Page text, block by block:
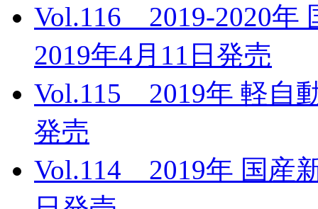
Vol.116 2019-2020
2019年4月11日発売
Vol.115 2019年 軽自
発売
Vol.114 2019年 国産